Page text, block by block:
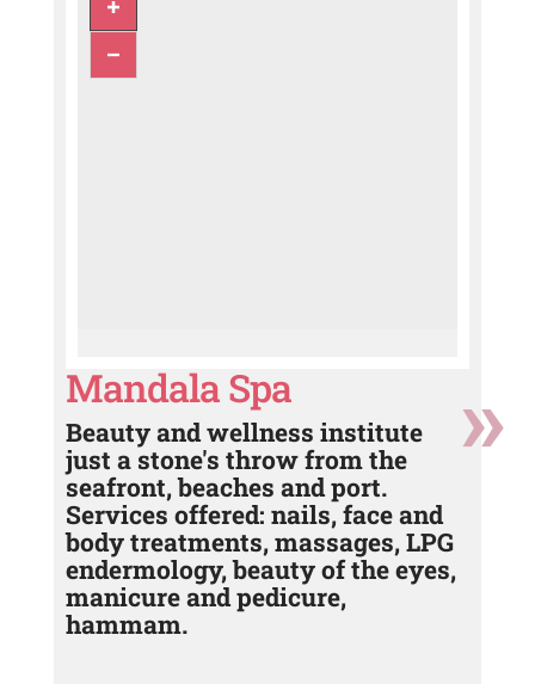
Mandala Spa
Beauty and wellness institute
just a stone's throw from the
seafront, beaches and port.
Services offered: nails, face and
body treatments, massages, LPG
endermology, beauty of the eyes,
manicure and pedicure,
hammam.